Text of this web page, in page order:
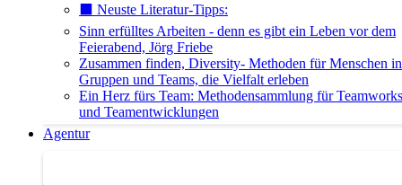
⬛️ Neuste Literatur-Tipps:
Sinn erfülltes Arbeiten - denn es gibt ein Leben vor dem
Feierabend, Jörg Friebe
Zusammen finden, Diversity- Methoden für Menschen in
Gruppen und Teams, die Vielfalt erleben
Ein Herz fürs Team: Methodensammlung für
und Teamentwicklungen
Agentur